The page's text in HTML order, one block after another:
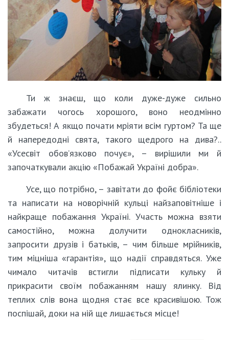
Ти ж знаєш, що коли дуже-дуже сильно
забажати чогось хорошого, воно неодмінно
збудеться! А якщо почати мріяти всім гуртом? Та ще
й напередодні свята, такого щедрого на дива?..
«Усесвіт обов’язково почує», – вирішили ми й
започаткували акцію «Побажай Україні добра».
Усе, що потрібно, – завітати до фойє бібліотеки
та написати на новорічній кульці найзаповітніше і
найкраще побажання Україні. Участь можна взяти
самостійно, можна долучити однокласників,
запросити друзів і батьків, – чим більше мрійників,
тим міцніша «гарантія», що надії справдяться. Уже
чимало читачів встигли підписати кульку й
прикрасити своїм побажанням нашу ялинку. Від
теплих слів вона щодня стає все красивішою. Тож
поспішай, доки на ній ще лишається місце!